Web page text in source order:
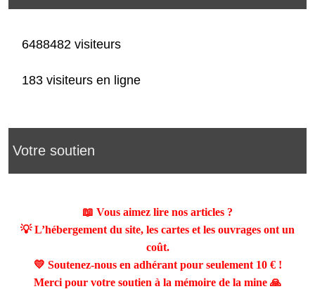
6488482 visiteurs
183 visiteurs en ligne
Votre soutien
📖 Vous aimez lire nos articles ?
💡 L’hébergement du site, les cartes et les ouvrages ont un
coût.
💛 Soutenez-nous en adhérant pour seulement 10 €!
Merci pour votre soutien à la mémoire de la mine 🙏